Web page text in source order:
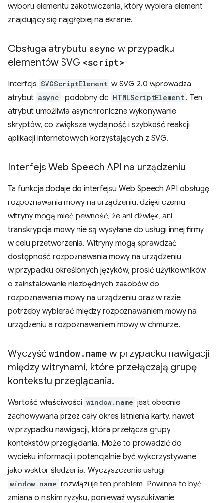
wyboru elementu zakotwiczenia, który wybiera element
znajdujący się najgłębiej na ekranie.
Obsługa atrybutu async w przypadku
elementów SVG <script>
Interfejs SVGScriptElement w SVG 2.0 wprowadza
atrybut async , podobny do HTMLScriptElement . Ten
atrybut umożliwia asynchroniczne wykonywanie
skryptów, co zwiększa wydajność i szybkość reakcji
aplikacji internetowych korzystających z SVG.
Interfejs Web Speech API na urządzeniu
Ta funkcja dodaje do interfejsu Web Speech API obsługę
rozpoznawania mowy na urządzeniu, dzięki czemu
witryny mogą mieć pewność, że ani dźwięk, ani
transkrypcja mowy nie są wysyłane do usługi innej firmy
w celu przetworzenia. Witryny mogą sprawdzać
dostępność rozpoznawania mowy na urządzeniu
w przypadku określonych języków, prosić użytkowników
o zainstalowanie niezbędnych zasobów do
rozpoznawania mowy na urządzeniu oraz w razie
potrzeby wybierać między rozpoznawaniem mowy na
urządzeniu a rozpoznawaniem mowy w chmurze.
Wyczyść window. name w przypadku nawigacji
między witrynami, które przełączają grupę
kontekstu przeglądania.
Wartość właściwości window.name jest obecnie
zachowywana przez cały okres istnienia karty, nawet
w przypadku nawigacji, która przełącza grupy
kontekstów przeglądania. Może to prowadzić do
wycieku informacji i potencjalnie być wykorzystywane
jako wektor śledzenia. Wyczyszczenie usługi
window.name rozwiązuje ten problem. Powinna to być
zmiana o niskim ryzyku, ponieważ wyszukiwanie